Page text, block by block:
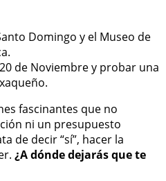
Domingo y el Museo de
de Noviembre y probar una
fascinantes que no
ni un presupuesto
de decir “sí”, hacer la
¿A dónde dejarás que te